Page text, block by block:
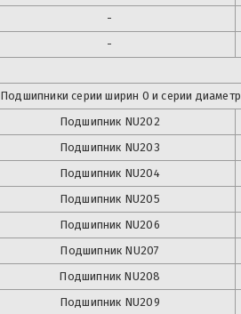
-
-
Подшипники серии ширин 0 и серии
Подшипник NU202
Подшипник NU203
Подшипник NU204
Подшипник NU205
Подшипник NU206
Подшипник NU207
Подшипник NU208
Подшипник NU209